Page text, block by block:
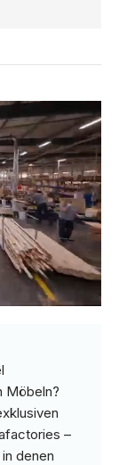
Möbeln?
–
denen